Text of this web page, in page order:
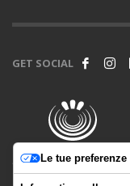
GET SOCIAL
Le tue